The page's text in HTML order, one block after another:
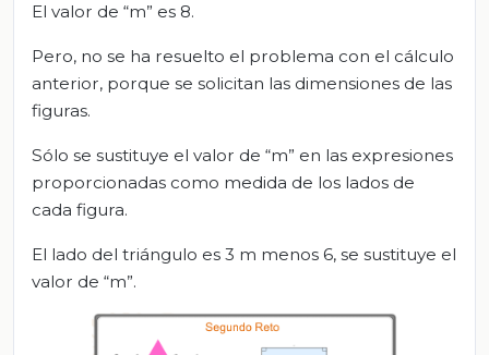
El valor de “m” es 8.
Pero, no se ha resuelto el problema con el cálculo
anterior, porque se solicitan las dimensiones de las
figuras.
Sólo se sustituye el valor de “m” en las expresiones
proporcionadas como medida de los lados de
cada figura.
El lado del triángulo es 3 m menos 6, se sustituye el
valor de “m”.